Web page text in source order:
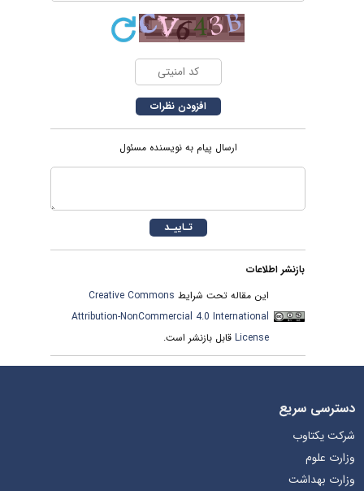
ارسال پیام به نویسنده مسئول
بازنشر اطلاعات
این مقاله تحت شرایطCreative Commons
Attribution-NonCommercial 4.0 International
Licenseقابل بازنشر است.
دسترسی سریع
شرکت یکتاوب
وزارت علوم
وزارت بهداشت